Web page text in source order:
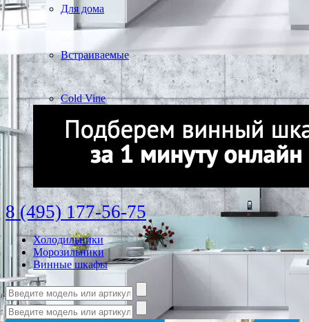
Для дома
Встраиваемые
Cold Vine
8 (495) 177-56-75
Холодильники
Морозильники
Винные шкафы